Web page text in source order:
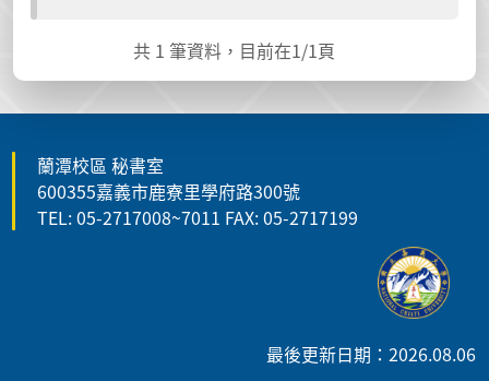
共 1 筆資料，目前在1/1頁
蘭潭校區 秘書室
600355嘉義市鹿寮里學府路300號
TEL: 05-2717008~7011 FAX: 05-2717199
最後更新日期：2026.08.06